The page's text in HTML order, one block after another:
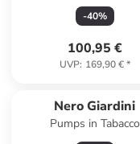
-40%
100,95 €
UVP: 169,90 €*
Nero Giardini
Pumps in Tabacco